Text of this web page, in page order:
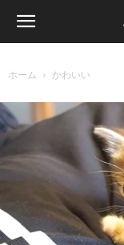
ホーム かわいい